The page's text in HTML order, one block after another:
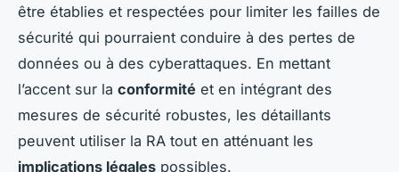
être établies et respectées pour limiter les failles de
sécurité qui pourraient conduire à des pertes de
données ou à des cyberattaques. En mettant
l’accent sur la conformité et en intégrant des
mesures de sécurité robustes, les détaillants
peuvent utiliser la RA tout en atténuant les
implications légales possibles.